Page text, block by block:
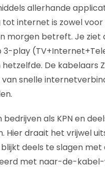
allerhande
internet is zowel
morgen betreft. Je ziet
play
De kabelaars
snelle
als KPN en
Hier draait het vrijwel
blijkt deels te slagen
met naar-de-